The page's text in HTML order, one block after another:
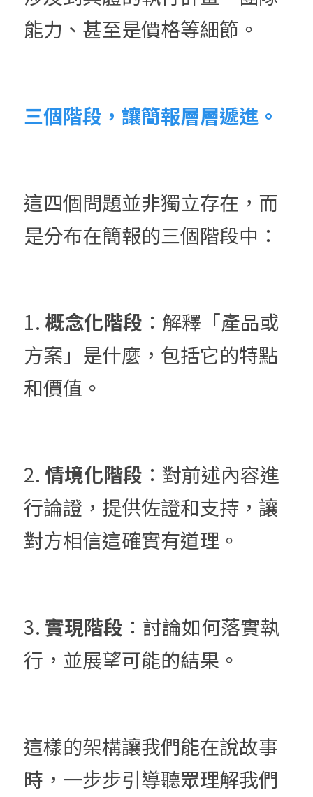
能力、甚至是價格等細節。
三個階段，讓簡報層層遞進。
這四個問題並非獨立存在，而
是分布在簡報的三個階段中：
1. 概念化階段 ：解釋「產品或
方案」是什麼，包括它的特點
和價值。
2. 情境化階段 ：對前述內容進
行論證，提供佐證和支持，讓
對方相信這確實有道理。
3. 實現階段 ：討論如何落實執
行，並展望可能的結果。
這樣的架構讓我們能在說故事
時，一步步引導聽眾理解我們